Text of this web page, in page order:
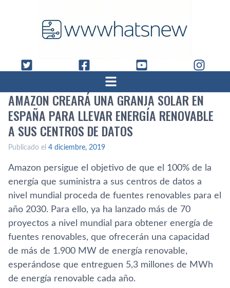
AMAZON CREARÁ UNA GRANJA SOLAR EN
ESPAÑA PARA LLEVAR ENERGÍA RENOVABLE
A SUS CENTROS DE DATOS
Publicado el 4 diciembre, 2019
Amazon persigue el objetivo de que el 100% de la
energía que suministra a sus centros de datos a
nivel mundial proceda de fuentes renovables para el
año 2030. Para ello, ya ha lanzado más de 70
proyectos a nivel mundial para obtener energía de
fuentes renovables, que ofrecerán una capacidad
de más de 1.900 MW de energía renovable,
esperándose que entreguen 5,3 millones de MWh
de energía renovable cada año.